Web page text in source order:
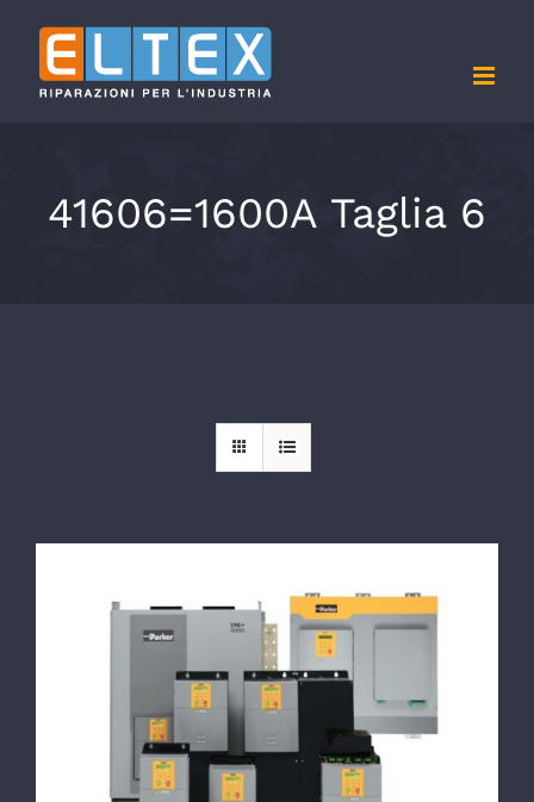
contenuto
41606=1600A Taglia 6
DETTAGLI